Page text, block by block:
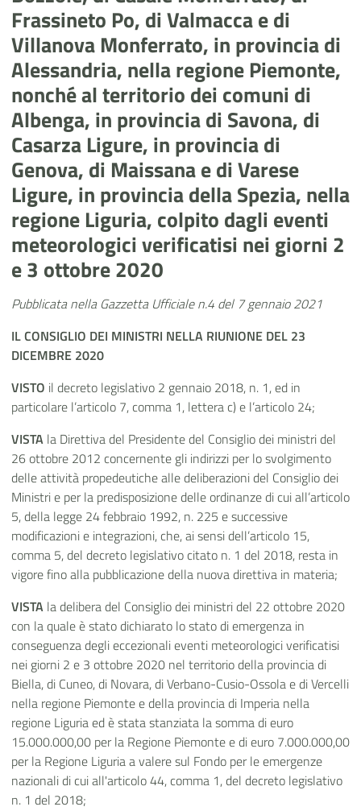
Frassineto Po, di Valmacca e di
Villanova Monferrato, in provincia di
Alessandria, nella regione Piemonte,
nonché al territorio dei comuni di
Albenga, in provincia di Savona, di
Casarza Ligure, in provincia di
Genova, di Maissana e di Varese
Ligure, in provincia della Spezia, nella
regione Liguria, colpito dagli eventi
meteorologici verificatisi nei giorni 2
e 3 ottobre 2020
Pubblicata nella Gazzetta Ufficiale n.4 del 7 gennaio 2021
IL CONSIGLIO DEI MINISTRI NELLA RIUNIONE DEL 23
DICEMBRE 2020
VISTO il decreto legislativo 2 gennaio 2018, n. 1, ed in
particolare l’articolo 7, comma 1, lettera c) e l’articolo 24;
VISTA la Direttiva del Presidente del Consiglio dei ministri del
26 ottobre 2012 concernente gli indirizzi per lo svolgimento
delle attività propedeutiche alle deliberazioni del Consiglio dei
Ministri e per la predisposizione delle ordinanze di cui all’articolo
5, della legge 24 febbraio 1992, n. 225 e successive
modificazioni e integrazioni, che, ai sensi dell’articolo 15,
comma 5, del decreto legislativo citato n. 1 del 2018, resta in
vigore fino alla pubblicazione della nuova direttiva in materia;
VISTA la delibera del Consiglio dei ministri del 22 ottobre 2020
con la quale è stato dichiarato lo stato di emergenza in
conseguenza degli eccezionali eventi meteorologici verificatisi
nei giorni 2 e 3 ottobre 2020 nel territorio della provincia di
Biella, di Cuneo, di Novara, di Verbano-Cusio-Ossola e di Vercelli
nella regione Piemonte e della provincia di Imperia nella
regione Liguria ed è stata stanziata la somma di euro
15.000.000,00 per la Regione Piemonte e di euro 7.000.000,00
per la Regione Liguria a valere sul Fondo per le emergenze
nazionali di cui all'articolo 44, comma 1, del decreto legislativo
n. 1 del 2018;